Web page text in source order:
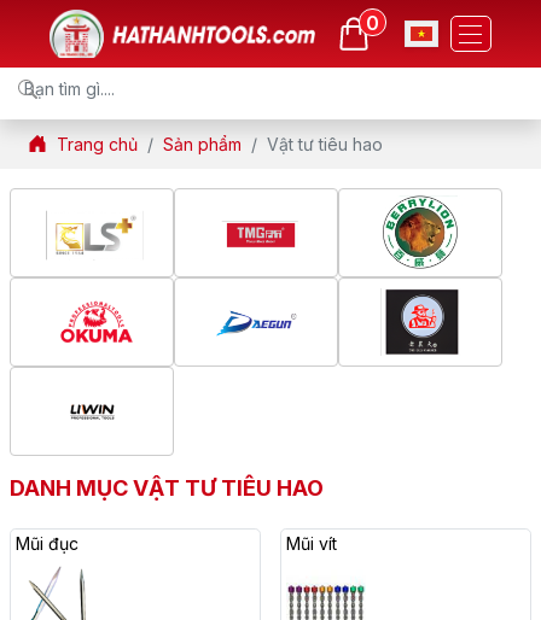
0
Trang chủ Sản phẩm Vật tư tiêu hao
DANH MỤC VẬT TƯ TIÊU HAO
Mũi đục Mũi vít